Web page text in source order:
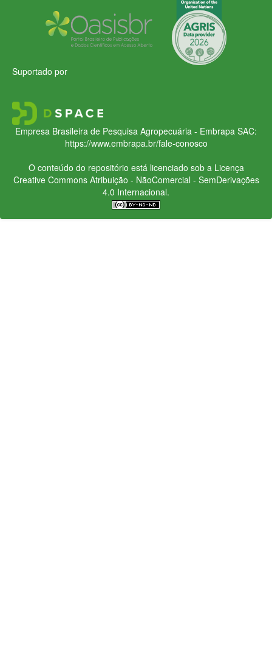
Suportado por
Empresa Brasileira de Pesquisa Agropecuária - Embrapa SAC:
https://www.embrapa.br/fale-conosco
O conteúdo do repositório está licenciado sob a Licença
Creative CommonsAtribuição - NãoComercial - SemDerivações
4.0 Internacional.